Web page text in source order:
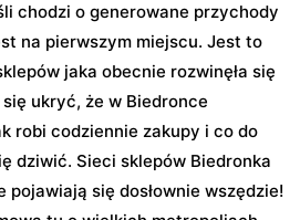
chodzi o generowane przychody
na pierwszym miejscu. Jest to
jaka obecnie rozwinęła się
ukryć, że w Biedronce
robi codziennie zakupy i co do
dziwić. Sieci sklepów Biedronka
się dosłownie wszędzie!